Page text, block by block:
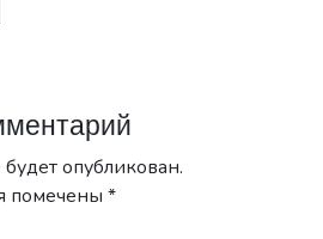
опубликован.
помечены *